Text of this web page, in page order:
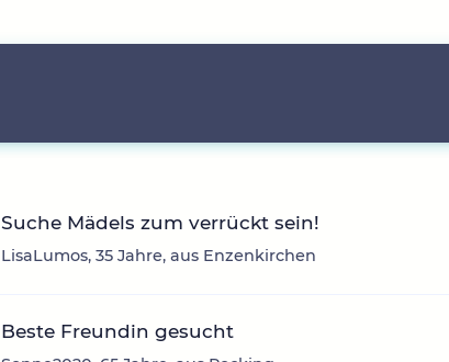
Suche Mädels zum verrückt sein!
LisaLumos, 35 Jahre, aus Enzenkirchen
Beste Freundin gesucht